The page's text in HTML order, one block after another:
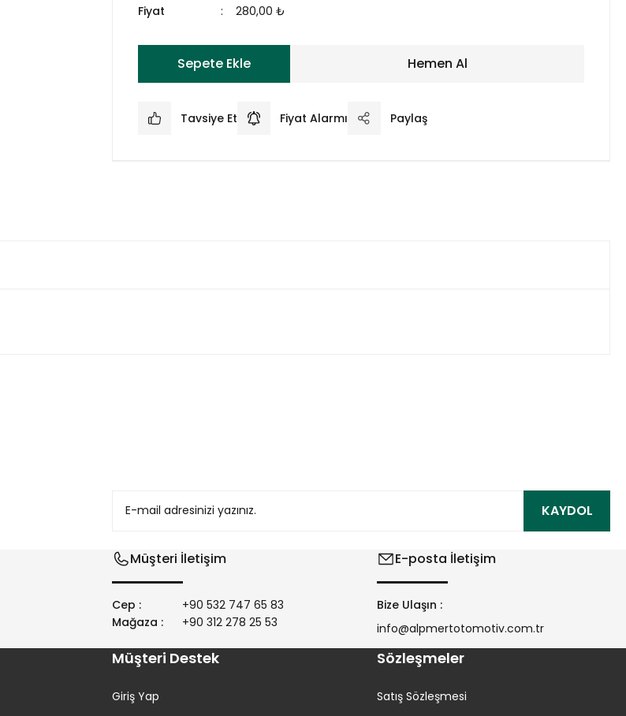
Fiyat 280,00 ₺
Sepete Ekle Hemen Al
Tavsiye Et Fiyat Alarmı Paylaş
KAYDOL
Müşteri İletişim
Cep :
+90 532 747 65 83
Mağaza :
+90 312 278 25 53
E-posta İletişim
Bize Ulaşın :
info@alpmertotomotiv.com.tr
Müşteri Destek
Giriş Yap
Sözleşmeler
Satış Sözleşmesi